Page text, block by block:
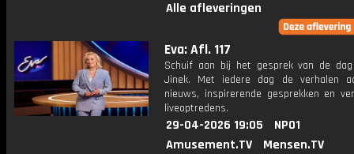
Alle afleveringen
Eva: Afl. 117
Schuif aan bij het gesprek van de
Jinek. Met iedere dag de verhalen
nieuws, inspirerende gesprekken en
liveoptredens.
29-04-2026 19:05
NPO1
Amusement.TV
Mensen.TV